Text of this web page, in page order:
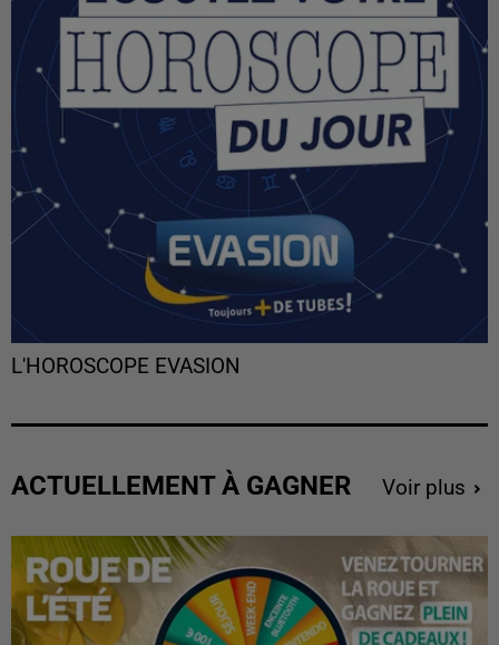
L'HOROSCOPE EVASION
ACTUELLEMENT À GAGNER Voir plus